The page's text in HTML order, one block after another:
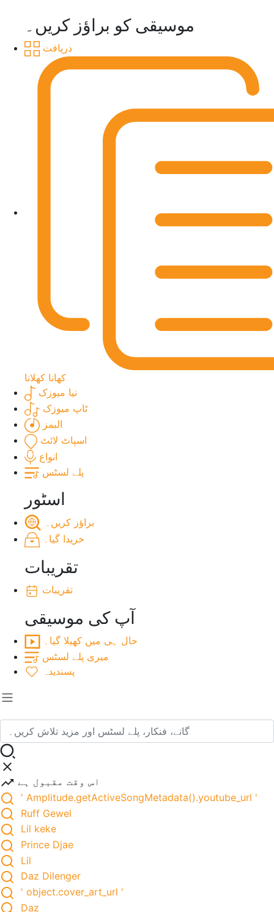
موسیقی کو براؤز کریں۔
دریافت
کھانا کھلانا
نیا میوزک
ٹاپ میوزک
البمز
اسپاٹ لائٹ
انواع
پلے لسٹس
اسٹور
براؤز کریں۔
خریدا گیا۔
تقریبات
تقریبات
آپ کی موسیقی
حال ہی میں کھیلا گیا۔
میری پلے لسٹس
پسندیدہ
اس وقت مقبول ہے
' Amplitude.getActiveSongMetadata().youtube_url '
Ruff Gewel
Lil keke
Prince Djae
Lil
Daz Dilenger
' object.cover_art_url '
Daz